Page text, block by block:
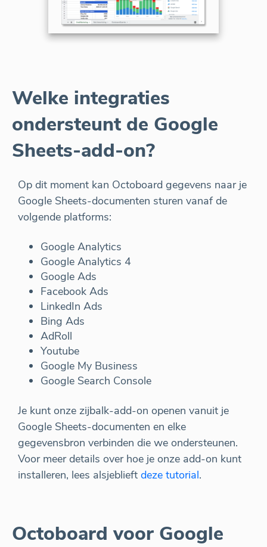
Welke integraties
ondersteunt de Google
Sheets-add-on?
Op dit moment kan Octoboard gegevens naar je
Google Sheets-documenten sturen vanaf de
volgende platforms:
Google Analytics
Google Analytics 4
Google Ads
Facebook Ads
LinkedIn Ads
Bing Ads
AdRoll
Youtube
Google My Business
Google Search Console
Je kunt onze zijbalk-add-on openen vanuit je
Google Sheets-documenten en elke
gegevensbron verbinden die we ondersteunen.
Voor meer details over hoe je onze add-on kunt
installeren, lees alsjeblieft deze tutorial.
Octoboard voor Google